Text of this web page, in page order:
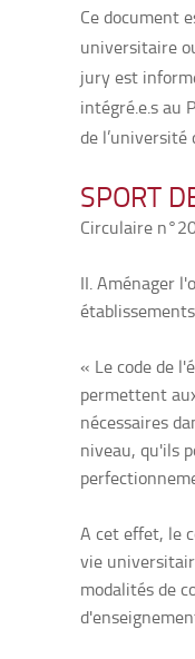
Ce document
universitaire
jury est
intégré.e.s au
de l’université
SPORT
Circulaire
II. Aménager
« Le code de
permettent
nécessaires
niveau, qu'ils
A cet effet, le
vie
modalités de